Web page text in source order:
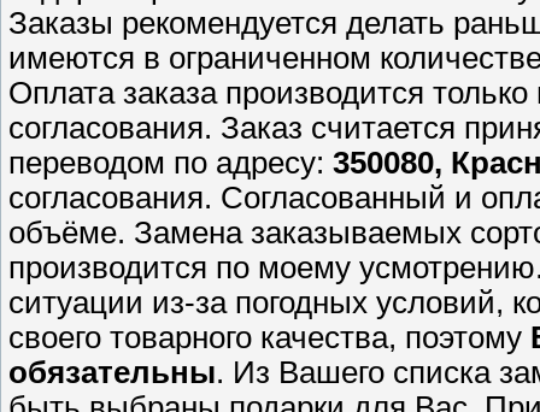
Заказы рекомендуется делать
имеются в ограниченном
Оплата заказа производится
согласования. Заказ считается
переводом по адресу: 350080,
согласования. Согласованный и
объёме. Замена заказываемых
производится по моему
ситуации из-за погодных условий,
своего товарного качества, поэтому
обязательны. Из Вашего списка